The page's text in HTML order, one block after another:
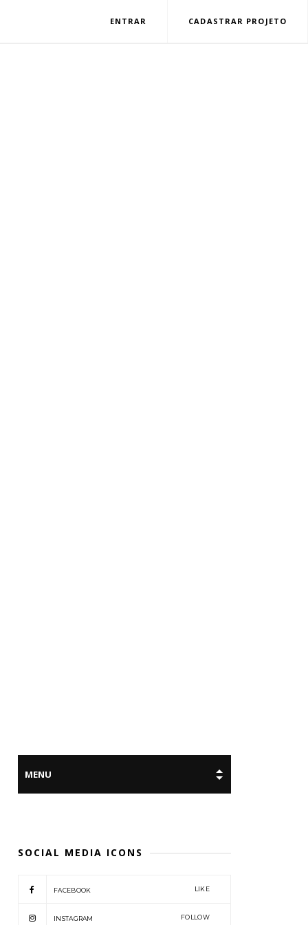
ENTRAR CADASTRAR PROJETO
SOCIAL MEDIA ICONS
FACEBOOK LIKE
INSTAGRAM FOLLOW